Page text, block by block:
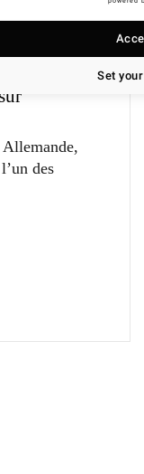
des
Set